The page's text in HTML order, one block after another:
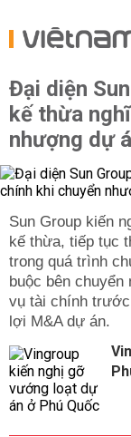
Đại diện
kế thừa
nhượng dự
Sun Group kiến
kế thừa, tiếp tục
trong quá trình
buộc bên chuyển
vụ tài chính
lợi M&A dự án.